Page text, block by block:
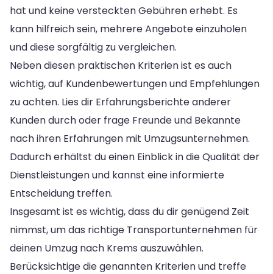
hat und keine versteckten Gebühren erhebt. Es
kann hilfreich sein, mehrere Angebote einzuholen
und diese sorgfältig zu vergleichen.
Neben diesen praktischen Kriterien ist es auch
wichtig, auf Kundenbewertungen und Empfehlungen
zu achten. Lies dir Erfahrungsberichte anderer
Kunden durch oder frage Freunde und Bekannte
nach ihren Erfahrungen mit Umzugsunternehmen.
Dadurch erhältst du einen Einblick in die Qualität der
Dienstleistungen und kannst eine informierte
Entscheidung treffen.
Insgesamt ist es wichtig, dass du dir genügend Zeit
nimmst, um das richtige Transportunternehmen für
deinen Umzug nach Krems auszuwählen.
Berücksichtige die genannten Kriterien und treffe